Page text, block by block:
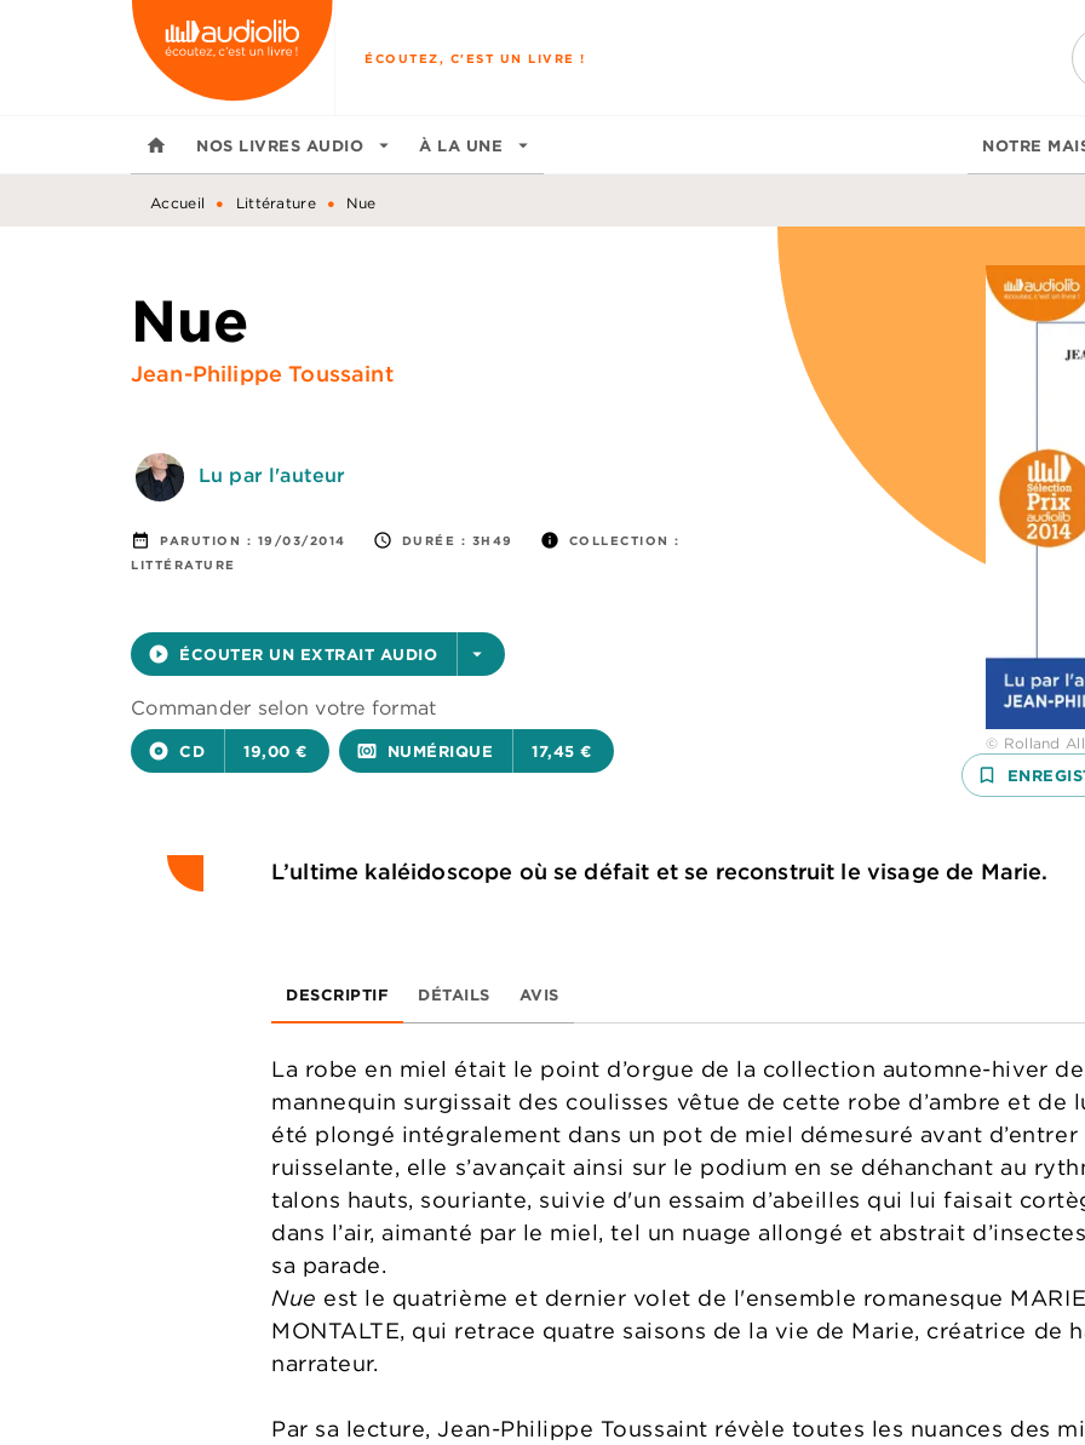
MENU RECHERCHE
ÉCOUTEZ, C'EST UN LIVRE !
home NOS LIVRES AUDIO arrow_drop_down À LA UNE arrow_drop_down NOTRE
Accueil • Littérature • Nue
Nue
Jean-Philippe Toussaint
Lu par l'auteur
date_range PARUTION : 19/03/2014 access_time DURÉE : 3H49 info
COLLECTION :
LITTÉRATURE
play_circle_filled ÉCOUTER UN EXTRAIT AUDIO arrow_drop_down
Commander selon votre format
album CD 19,00 € surround_sound NUMÉRIQUE 17,45 € © Rolland
bookmark_border
L’ultime kaléidoscope où se défait et se reconstruit le visage de Marie.
DESCRIPTIF DÉTAILS AVIS
La robe en miel était le point d’orgue de la collection automne-hiver
mannequin surgissait des coulisses vêtue de cette robe d’ambre et de
été plongé intégralement dans un pot de miel démesuré avant d’entrer
ruisselante, elle s’avançait ainsi sur le podium en se déhanchant au
talons hauts, souriante, suivie d'un essaim d’abeilles qui lui faisait
dans l’air, aimanté par le miel, tel un nuage allongé et abstrait
sa parade.
Nue est le quatrième et dernier volet de l'ensemble romanesque MARIE
MONTALTE, qui retrace quatre saisons de la vie de Marie, créatrice de
narrateur.
Par sa lecture, Jean-Philippe Toussaint révèle toutes les nuances des